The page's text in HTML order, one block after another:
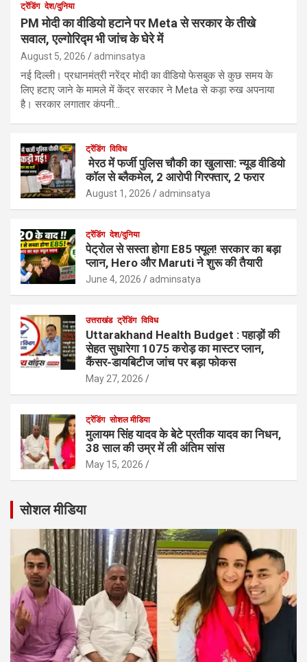
ट्रेंडिंग देश/दुनिया
PM मोदी का वीडियो हटाने पर Meta से सरकार के तीखे
सवाल, एल्गोरिद्म भी जांच के घेरे में
August 5, 2026 adminsatya
नई दिल्ली। प्रधानमंत्री नरेंद्र मोदी का वीडियो फेसबुक से कुछ समय के
लिए हटाए जाने के मामले में केंद्र सरकार ने Meta से कड़ा रुख अपनाया
है। सरकार लगातार कंपनी…
ट्रेंडिंग विविध
मेरठ में फर्जी पुलिस चौकी का खुलासा: न्यूड वीडियो
कॉल से ब्लैकमेल, 2 आरोपी गिरफ्तार, 2 फरार
August 1, 2026 adminsatya
ट्रेंडिंग देश/दुनिया
पेट्रोल से सस्ता होगा E85 फ्यूल! सरकार का बड़ा
प्लान, Hero और Maruti ने शुरू की तैयारी
June 4, 2026 adminsatya
उत्तराखंड ट्रेंडिंग विविध
Uttarakhand Health Budget : पहाड़ों की
सेहत सुधारेगा 1075 करोड़ का मास्टर प्लान,
कैंसर-डायबिटीज जांच पर बड़ा फोकस
May 27, 2026
ट्रेंडिंग सोशल मीडिया
मुलायम सिंह यादव के बेटे प्रतीक यादव का निधन,
38 साल की उम्र में ली अंतिम सांस
May 15, 2026
सोशल मीडिया